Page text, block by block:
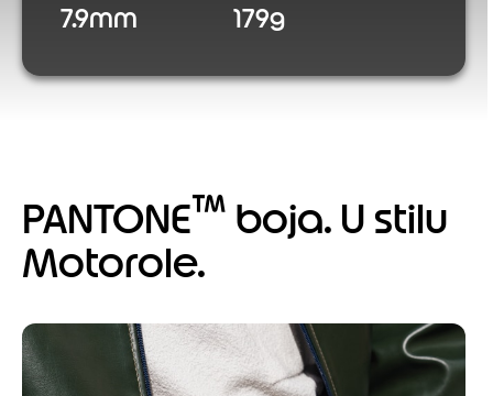
7.9mm 179g
PANTONE™ boja. U stilu
Motorole.